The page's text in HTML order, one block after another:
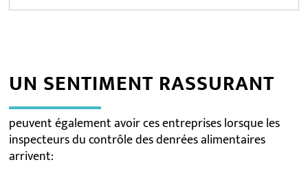
UN SENTIMENT RASSURANT
peuvent également avoir ces entreprises lorsque les
inspecteurs du contrôle des denrées alimentaires
arrivent: